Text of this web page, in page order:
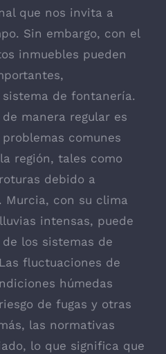
que nos invita a
Sin embargo, con el
inmuebles pueden
de fontanería.
manera regular es
comunes
región, tales como
debido a
Murcia, con su clima
intensas, puede
los sistemas de
fluctuaciones de
húmedas
de fugas y otras
las normativas
lo que significa que